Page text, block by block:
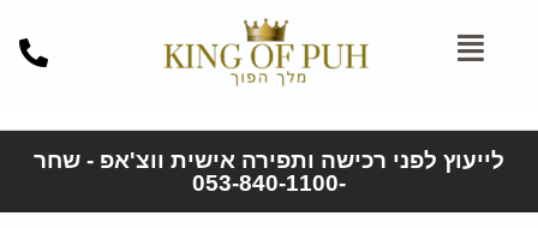
לייעוץ לפני רכישה ותפירה אישית ווצ'אפ - שחר
-053-840-1100